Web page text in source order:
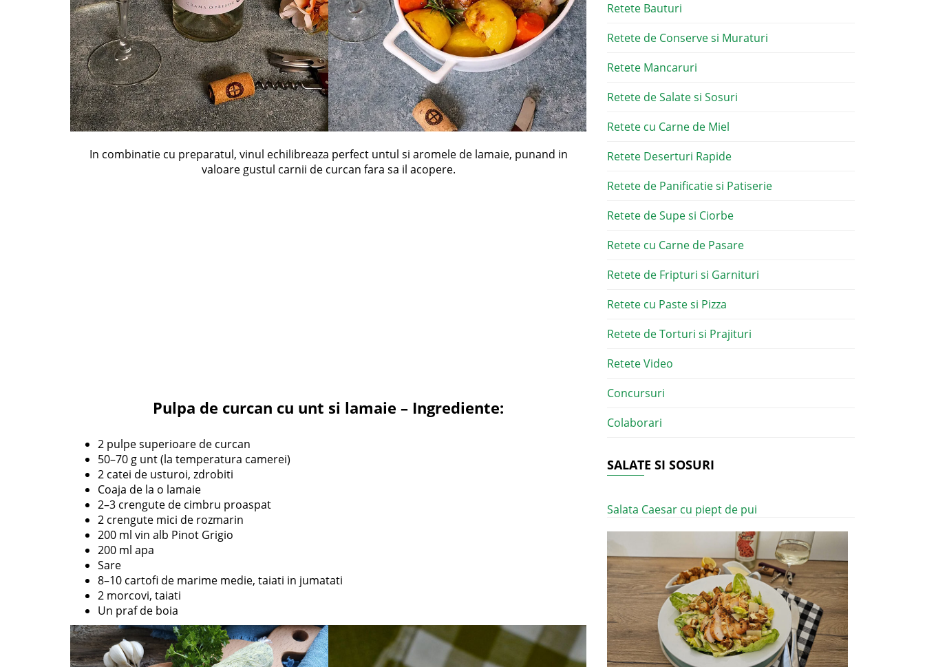
In combinatie cu preparatul, vinul echilibreaza perfect untul si aromele de lamaie, punand in
valoare gustul carnii de curcan fara sa il acopere.
Pulpa de curcan cu unt si lamaie – Ingrediente:
2 pulpe superioare de curcan
50–70 g unt (la temperatura camerei)
2 catei de usturoi, zdrobiti
Coaja de la o lamaie
2–3 crengute de cimbru proaspat
2 crengute mici de rozmarin
200 ml vin alb Pinot Grigio
200 ml apa
Sare
8–10 cartofi de marime medie, taiati in jumatati
2 morcovi, taiati
Un praf de boia
Retete Bauturi
Retete de Conserve si Muraturi
Retete Mancaruri
Retete de Salate si Sosuri
Retete cu Carne de Miel
Retete Deserturi Rapide
Retete de Panificatie si Patiserie
Retete de Supe si Ciorbe
Retete cu Carne de Pasare
Retete de Fripturi si Garnituri
Retete cu Paste si Pizza
Retete de Torturi si Prajituri
Retete Video
Concursuri
Colaborari
SALATE SI SOSURI
Salata Caesar cu piept de pui